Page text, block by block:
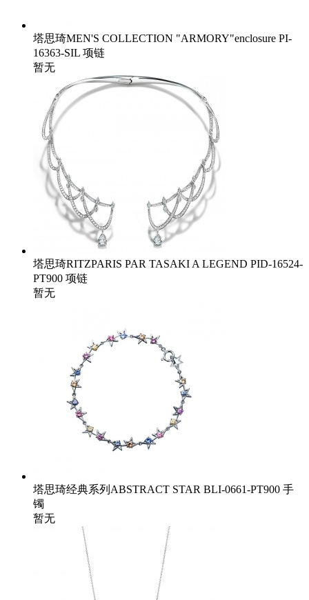
塔思琦MEN'S COLLECTION "ARMORY"enclosure PI-
16363-SIL 项链
暂无
塔思琦RITZPARIS PAR TASAKI A LEGEND PID-16524-
PT900 项链
暂无
塔思琦经典系列ABSTRACT STAR BLI-0661-PT900 手
镯
暂无